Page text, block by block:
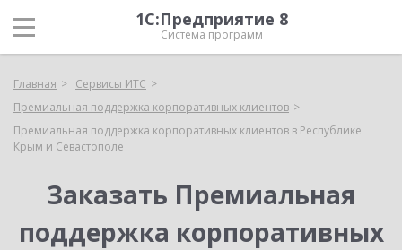
1С:Предприятие 8
Система программ
Главная
Сервисы ИТС
Премиальная поддержка корпоративных клиентов
Премиальная поддержка корпоративных клиентов в Республике
Крым и Севастополе
Заказать Премиальная
поддержка корпоративных